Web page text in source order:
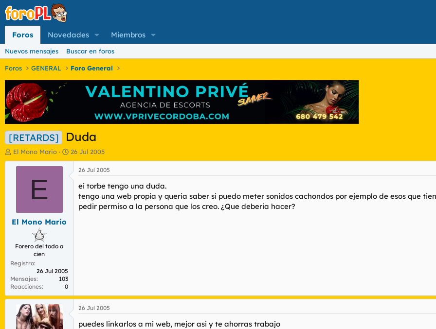
Foros Novedades Miembros
Nuevos mensajes Buscar en foros
Foros GENERAL Foro General
[RETARDS] Duda
I
n
o
r
e
a
El Mono Mario
F
e
h
26 Jul 2005
E
El Mono Mario
Forero del todo a
cien
Registro
26 Jul 2005
Mensajes
103
Reacciones
0
26 Jul 2005
ei torbe tengo una duda.
tengo una web propia y queria saber si puedo meter sonidos cachondos por ejemplo de esos que
pedir permiso a la persona que los creo. ¿Que deberia hacer?
26 Jul 2005
puedes linkarlos a mi web, mejor asi y te ahorras trabajo